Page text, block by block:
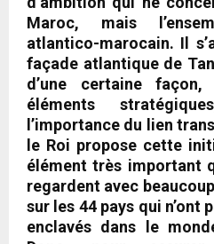
Maroc, mais
atlantico-marocain. Il
façade atlantique de
d’une certaine façon,
éléments
l’importance du lien
le Roi propose cette
élément très important
regardent avec
sur les 44 pays qui n’ont
enclavés dans le